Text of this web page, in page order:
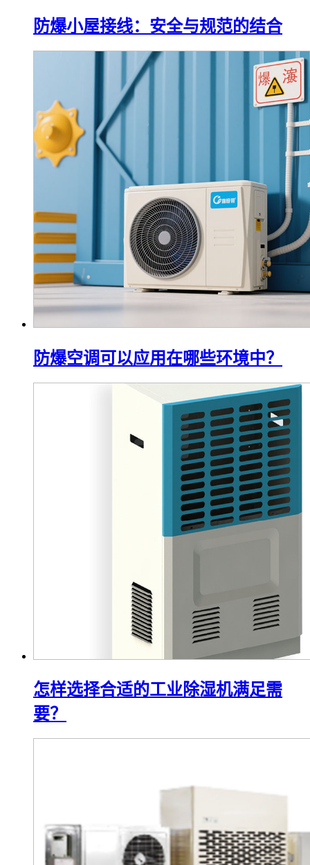
防爆小屋接线：安全与规范的结合
防爆空调可以应用在哪些环境中？
怎样选择合适的工业除湿机满足需
要？